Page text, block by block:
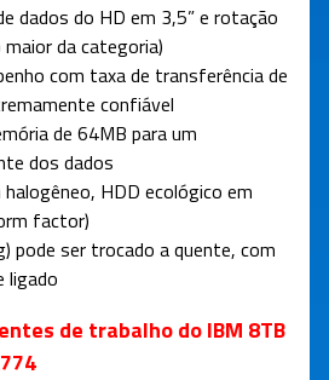
dados do HD em 3,5” e rotação
da categoria)
com taxa de transferência de
confiável
de 64MB para um
dos dados
HDD ecológico em
factor)
pode ser trocado a quente, com
ligado
de trabalho do IBM 8TB